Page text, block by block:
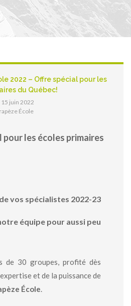
2022 – Offre spécial pour les
du Québec!
15 juin 2022
École
les écoles primaires
vos spécialistes 2022-23
équipe pour aussi peu
de 30 groupes, profité dès
et de la puissance de
École.